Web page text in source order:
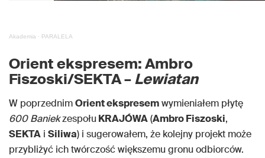
Akademia · PARALELA
Orient ekspresem: Ambro
Fiszoski/SEKTA –Lewiatan
W poprzednimOrient ekspresemwymieniałem płytę
600 Baniekzespołu KRAJÓWA(Ambro Fiszoski,
SEKTA i Siliwa) i sugerowałem, że kolejny projekt może
przybliżyć ich twórczość większemu gronu odbiorców.